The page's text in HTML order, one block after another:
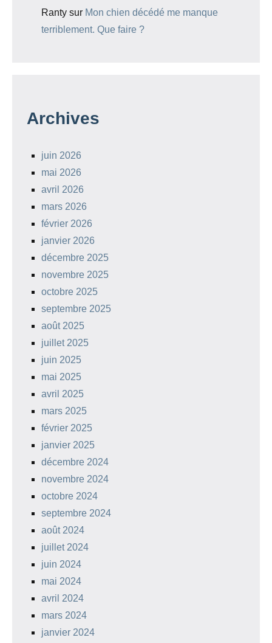
Ranty sur Mon chien décédé me manque
terriblement. Que faire ?
Archives
juin 2026
mai 2026
avril 2026
mars 2026
février 2026
janvier 2026
décembre 2025
novembre 2025
octobre 2025
septembre 2025
août 2025
juillet 2025
juin 2025
mai 2025
avril 2025
mars 2025
février 2025
janvier 2025
décembre 2024
novembre 2024
octobre 2024
septembre 2024
août 2024
juillet 2024
juin 2024
mai 2024
avril 2024
mars 2024
janvier 2024